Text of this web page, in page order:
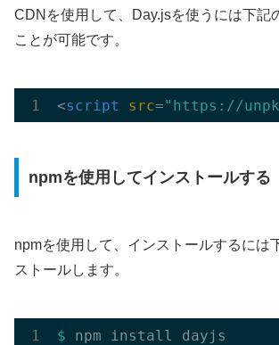
CDNを使用して、Day.jsを使うには下記
ことが可能です。
<script src="https://
npmを使用してインストールする
npmを使用して、インストールするには
ストールします。
$